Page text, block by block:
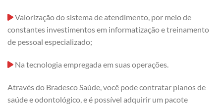
Valorização do sistema de atendimento, por meio de
constantes investimentos em informatização e treinamento
de pessoal especializado;
Na tecnologia empregada em suas operações.
Através do Bradesco Saúde, você pode contratar planos de
saúde e odontológico, e é possível adquirir um pacote